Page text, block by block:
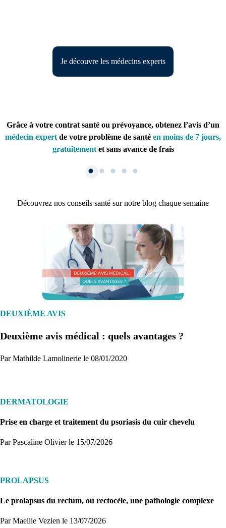
Je découvre les médecins experts
Grâce à votre contrat santé ou prévoyance, obtenez l’avis d’un
médecin expert de votre problème de santé en moins de 7 jours,
gratuitementet sans avance de frais
1. Inscription
Créez un compte et récupérez votre dossier médical en parallèle
Je commence
Découvrez nos conseils santé sur notre blog chaque semaine
DEUXIÈME AVIS
Deuxième avis médical : quels avantages ?
Par Mathilde Lamolinerie le 08/01/2020
DERMATOLOGIE
Prise en charge et traitement du psoriasis du cuir chevelu
Par Pascaline Olivierle 15/07/2026
PROLAPSUS
Le prolapsus du rectum, ou rectocèle, une pathologie complexe
Par Maellie Vezien le 13/07/2026